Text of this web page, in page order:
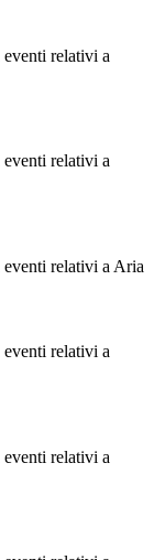
relativi a
relativi a
relativi a Aria
relativi a
relativi a